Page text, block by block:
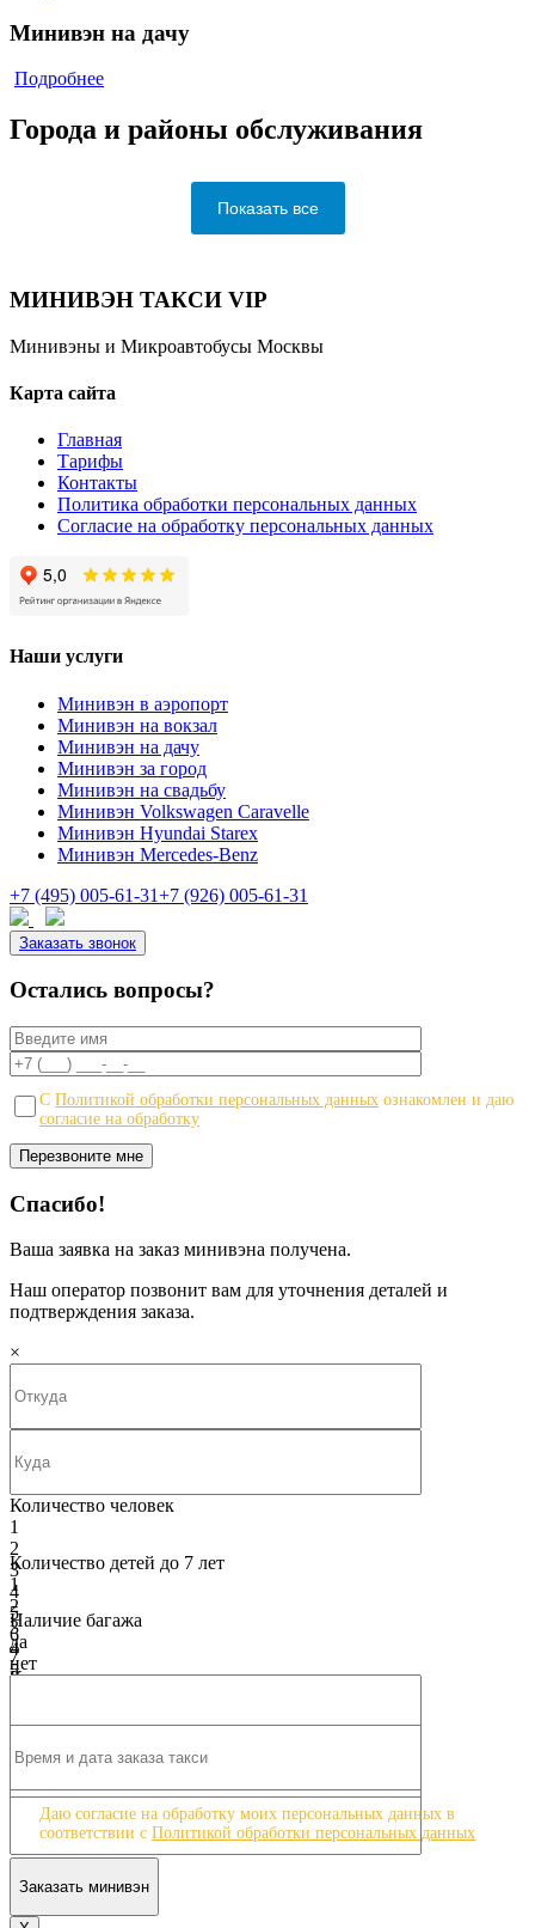
Минивэн на дачу
Подробнее
Города и районы обслуживания
Показать все
МИНИВЭН ТАКСИ VIP
Минивэны и Микроавтобусы Москвы
Карта сайта
Главная
Тарифы
Контакты
Политика обработки персональных данных
Согласие на обработку персональных данных
Наши услуги
Минивэн в аэропорт
Минивэн на вокзал
Минивэн на дачу
Минивэн за город
Минивэн на свадьбу
Минивэн Volkswagen Caravelle
Минивэн Hyundai Starex
Минивэн Mercedes-Benz
+7 (495) 005-61-31+7 (926) 005-61-31
Заказать звонок
Остались вопросы?
С Политикой обработки персональных данных ознакомлен и даю
согласие на обработку
Спасибо!
Ваша заявка на заказ минивэна получена.
Наш оператор позвонит вам для уточнения деталей и
подтверждения заказа.
×
Количество человек
1
2
3
4
5
6
7
8
10
Количество детей до 7 лет
1
2
3
4
5
9
Наличие багажа
да
нет
Класс машины
Бизнес - класс Mercedes V-class
Даю согласие на обработку моих персональных данных в
соответствии с Политикой обработки персональных данных